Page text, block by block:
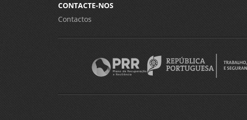
CONTACTE-NOS
Contactos